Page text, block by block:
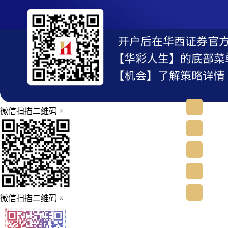
微信扫描二维码 ×
微信扫描二维码 ×